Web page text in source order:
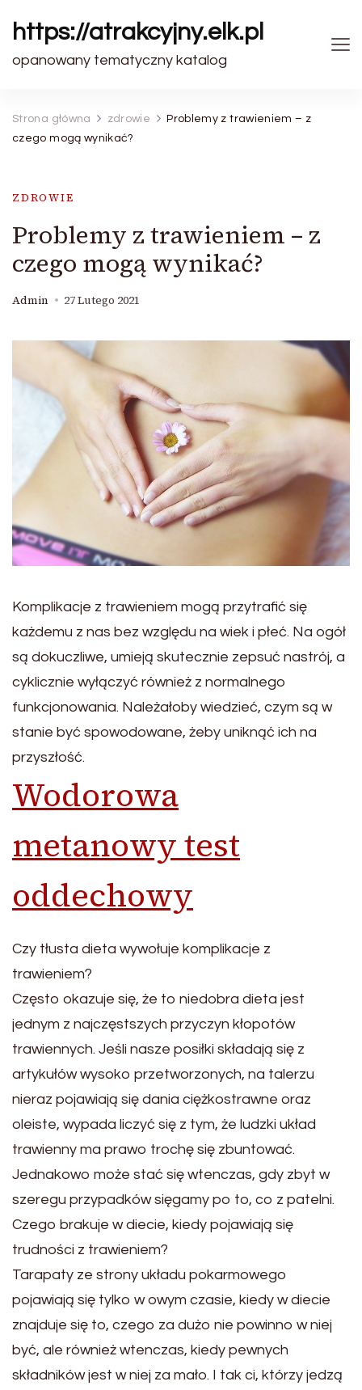
https://atrakcyjny.elk.pl
opanowany tematyczny katalog
Strona główna zdrowie
Problemy z trawieniem – z
czego mogą wynikać?
ZDROWIE
Problemy z trawieniem – z
czego mogą wynikać?
Admin 27 Lutego 2021
Komplikacje z trawieniem mogą przytrafić się
każdemu z nas bez względu na wiek i płeć. Na ogół
są dokuczliwe, umieją skutecznie zepsuć nastrój, a
cyklicznie wyłączyć również z normalnego
funkcjonowania. Należałoby wiedzieć, czym są w
stanie być spowodowane, żeby uniknąć ich na
przyszłość.
Wodorowa
metanowy test
oddechowy
Czy tłusta dieta wywołuje komplikacje z
trawieniem?
Często okazuje się, że to niedobra dieta jest
jednym z najczęstszych przyczyn kłopotów
trawiennych. Jeśli nasze posiłki składają się z
artykułów wysoko przetworzonych, na talerzu
nieraz pojawiają się dania ciężkostrawne oraz
oleiste, wypada liczyć się z tym, że ludzki układ
trawienny ma prawo trochę się zbuntować.
Jednakowo może stać się wtenczas, gdy zbyt w
szeregu przypadków sięgamy po to, co z patelni.
Czego brakuje w diecie, kiedy pojawiają się
trudności z trawieniem?
Tarapaty ze strony układu pokarmowego
pojawiają się tylko w owym czasie, kiedy w diecie
znajduje się to, czego za dużo nie powinno w niej
być, ale również wtenczas, kiedy pewnych
składników jest w niej za mało. I tak ci, którzy jedzą